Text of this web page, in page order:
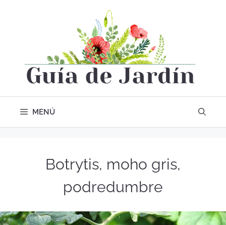
MENÚ
Botrytis, moho gris,
podredumbre